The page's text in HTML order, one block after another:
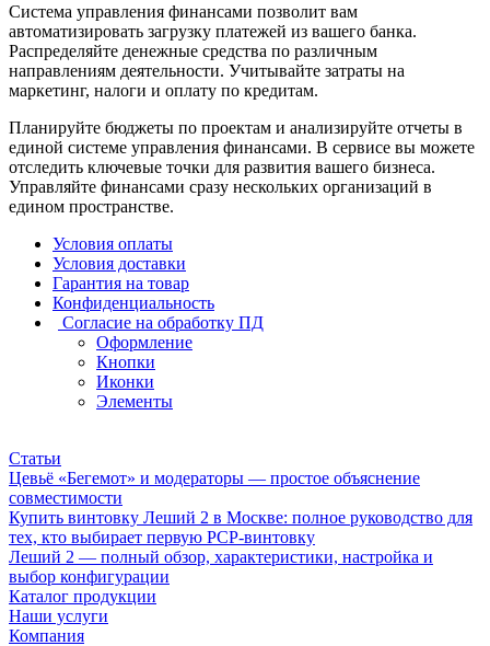
Система управления финансами позволит вам
автоматизировать загрузку платежей из вашего банка.
Распределяйте денежные средства по различным
направлениям деятельности. Учитывайте затраты на
маркетинг, налоги и оплату по кредитам.
Планируйте бюджеты по проектам и анализируйте отчеты в
единой системе управления финансами. В сервисе вы можете
отследить ключевые точки для развития вашего бизнеса.
Управляйте финансами сразу нескольких организаций в
едином пространстве.
Условия оплаты
Условия доставки
Гарантия на товар
Конфиденциальность
Согласие на обработку ПД
Оформление
Кнопки
Иконки
Элементы
Статьи
Цевьё «Бегемот» и модераторы — простое объяснение
совместимости
Купить винтовку Леший 2 в Москве: полное руководство для
тех, кто выбирает первую PCP-винтовку
Леший 2 — полный обзор, характеристики, настройка и
выбор конфигурации
Каталог продукции
Наши услуги
Компания